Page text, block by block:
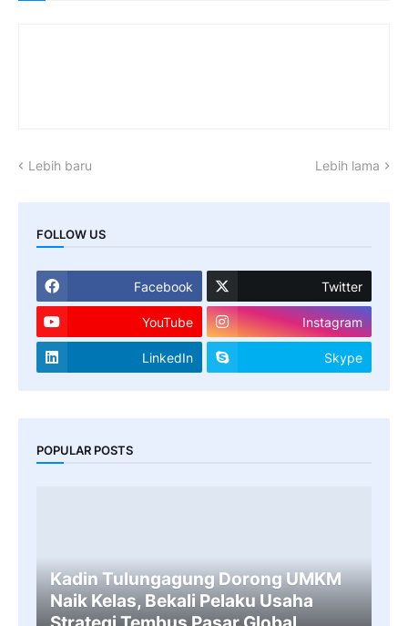
Lebih baru Lebih lama
FOLLOW US
Facebook Twitter
YouTube Instagram
LinkedIn Skype
POPULAR POSTS
Kadin Tulungagung Dorong UMKM
Naik Kelas, Bekali Pelaku Usaha